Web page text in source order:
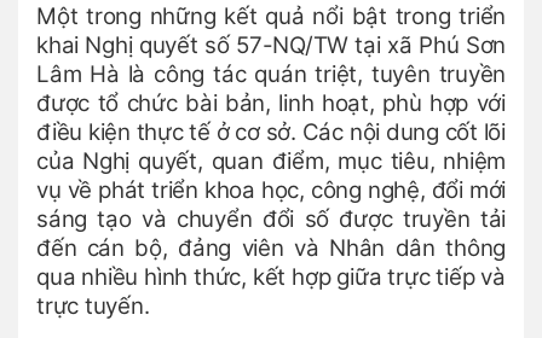
Một trong những kết quả nổi bật trong triển
khai Nghị quyết số 57-NQ/TW tại xã Phú Sơn
Lâm Hà là công tác quán triệt, tuyên truyền
được tổ chức bài bản, linh hoạt, phù hợp với
điều kiện thực tế ở cơ sở. Các nội dung cốt lõi
của Nghị quyết, quan điểm, mục tiêu, nhiệm
vụ về phát triển khoa học, công nghệ, đổi mới
sáng tạo và chuyển đổi số được truyền tải
đến cán bộ, đảng viên và Nhân dân thông
qua nhiều hình thức, kết hợp giữa trực tiếp và
trực tuyến.